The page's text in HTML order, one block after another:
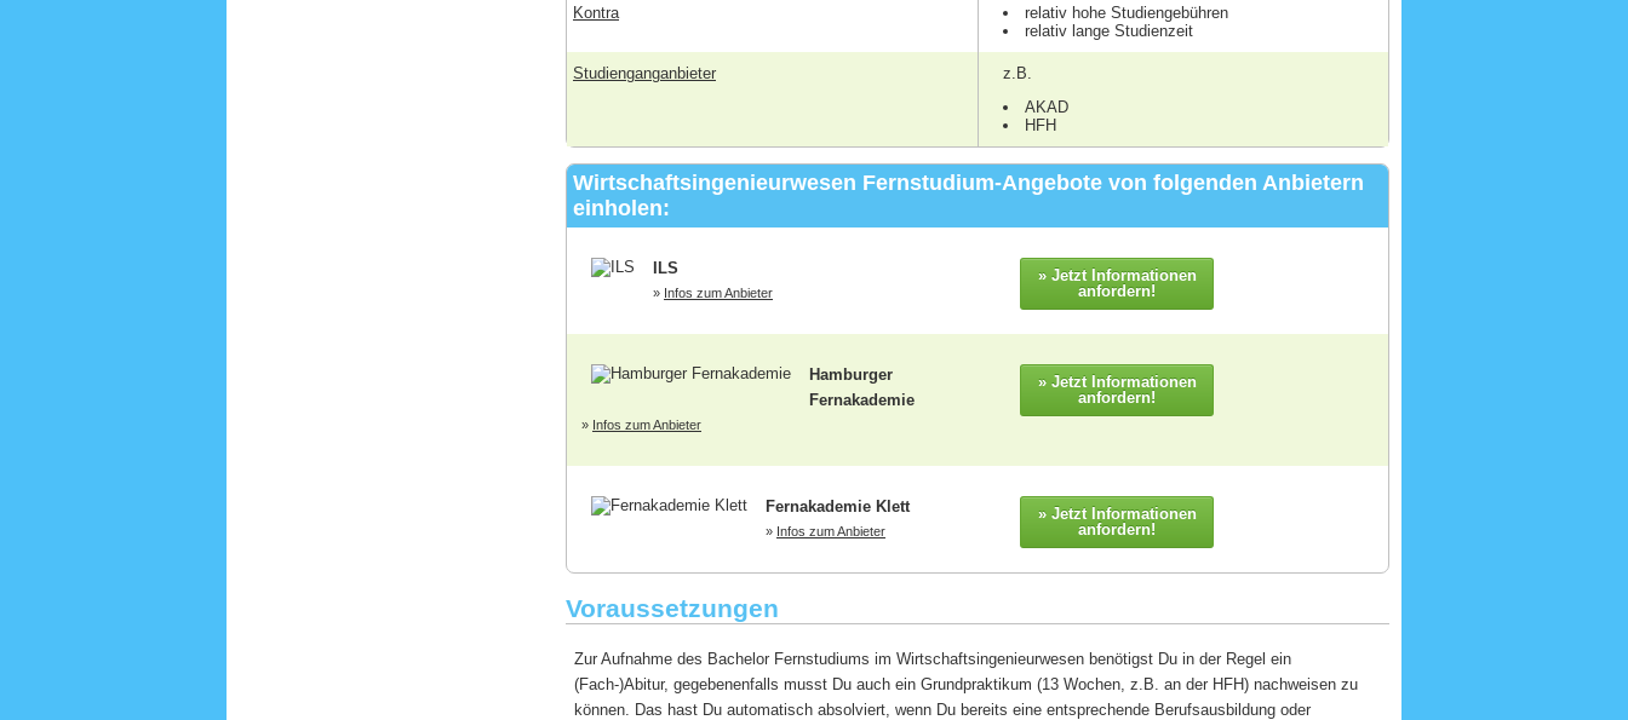
Kontra
relativ hohe Studiengebühren
relativ lange Studienzeit
Studienganganbieter
z.B.
AKAD
HFH
Wirtschaftsingenieurwesen Fernstudium-Angebote von folgenden Anbietern
einholen:
ILS
» Infos zum Anbieter
» Jetzt Informationen
anfordern!
Hamburger
Fernakademie
» Infos zum Anbieter
» Jetzt Informationen
anfordern!
Fernakademie Klett
» Infos zum Anbieter
» Jetzt Informationen
anfordern!
Voraussetzungen
Zur Aufnahme des Bachelor Fernstudiums im Wirtschaftsingenieurwesen benötigst Du in der Regel ein
(Fach-)Abitur, gegebenenfalls musst Du auch ein Grundpraktikum (13 Wochen, z.B. an der HFH) nachweisen zu
können. Das hast Du automatisch absolviert, wenn Du bereits eine entsprechende Berufsausbildung oder